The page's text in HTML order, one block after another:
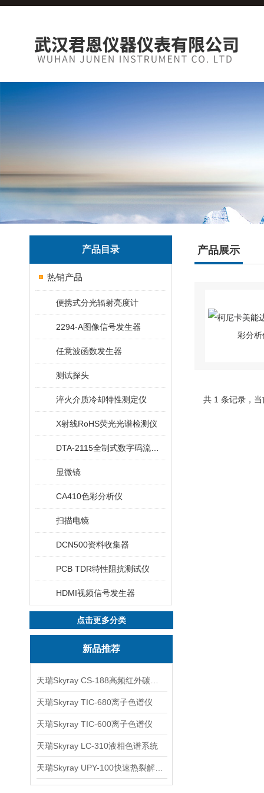
产品目录
热销产品
便携式分光辐射亮度计
2294-A图像信号发生器
任意波函数发生器
测试探头
淬火介质冷却特性测定仪
X射线RoHS荧光光谱检测仪
显微镜
CA410色彩分析仪
扫描电镜
DCN500资料收集器
PCB TDR特性阻抗测试仪
HDMI视频信号发生器
点击更多分类
新品推荐
天瑞Skyray TIC-680离子色谱仪
天瑞Skyray TIC-600离子色谱仪
天瑞Skyray LC-310液相色谱系统
产品展示
共 1 条记录，